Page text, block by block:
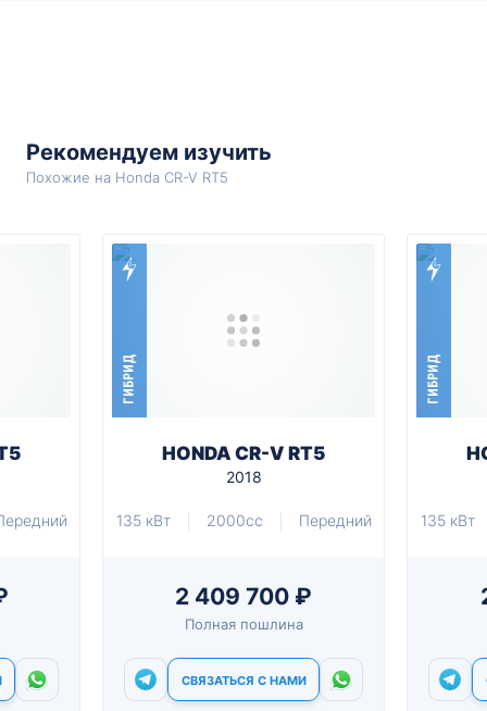
Рекомендуем изучить
Похожие на Honda CR-V RT5
ГИБРИД
HONDA CR-V RT5
2018
135 кВт 2000cc Передний
2 409 700 ₽
Полная пошлина
СВЯЗАТЬСЯ С НАМИ
ГИБРИД
135 кВт